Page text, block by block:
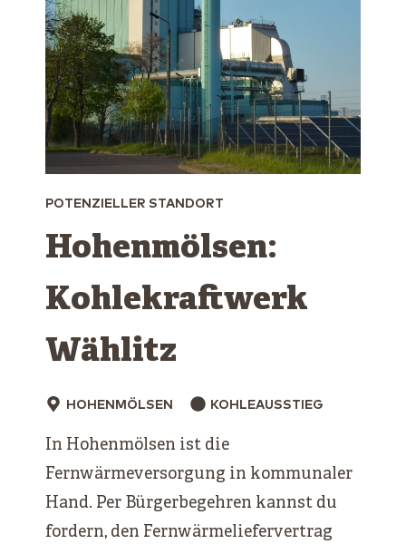
POTENZIELLER STANDORT
Hohenmölsen:
Kohlekraftwerk
Wählitz
HOHENMÖLSEN KOHLEAUSSTIEG
In Hohenmölsen ist die
Fernwärmeversorgung in kommunaler
Hand. Per Bürgerbegehren kannst du
fordern, den Fernwärmeliefervertrag